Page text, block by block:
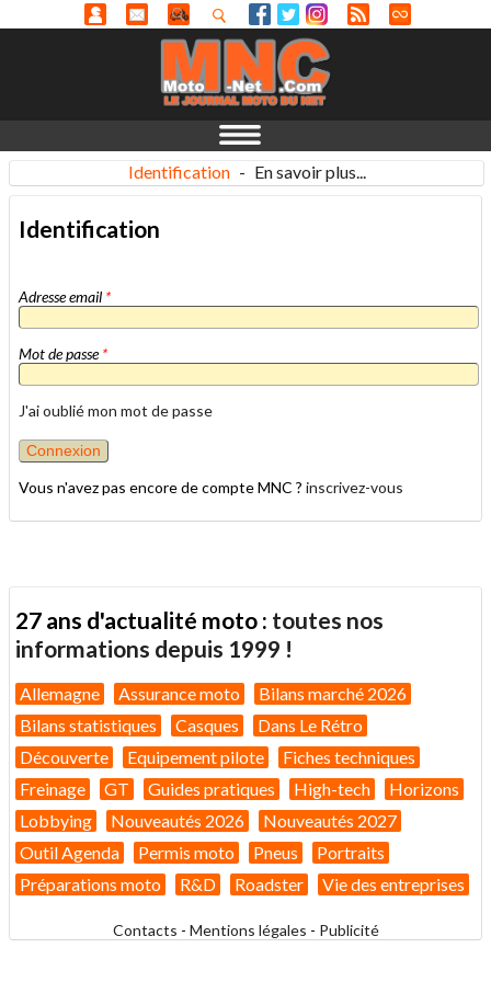
Identification - En savoir plus...
Identification
Adresse email *
Mot de passe*
J'ai oublié mon mot de passe
Vous n'avez pas encore de compte MNC ? inscrivez-vous
27 ans d'actualité moto : toutes nos
informations depuis 1999 !
Allemagne Assurance moto
Bilans marché 2026
Bilans statistiques
Casques
Dans Le Rétro
Découverte
Equipement pilote
Fiches techniques
Freinage
GT Guides pratiques High-tech
Horizons
Lobbying
Nouveautés 2026
Nouveautés 2027
Outil Agenda
Permis moto Pneus
Portraits
Préparations moto
R&D Roadster Vie des entreprises
Contacts - Mentions légales - Publicité